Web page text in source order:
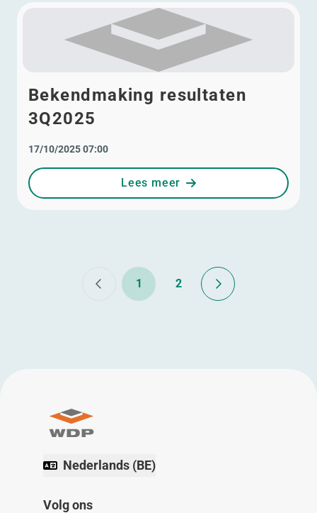
Bekendmaking resultaten
3Q2025
17/10/2025 07:00
Lees meer
1 2
Nederlands (BE)
Volg ons